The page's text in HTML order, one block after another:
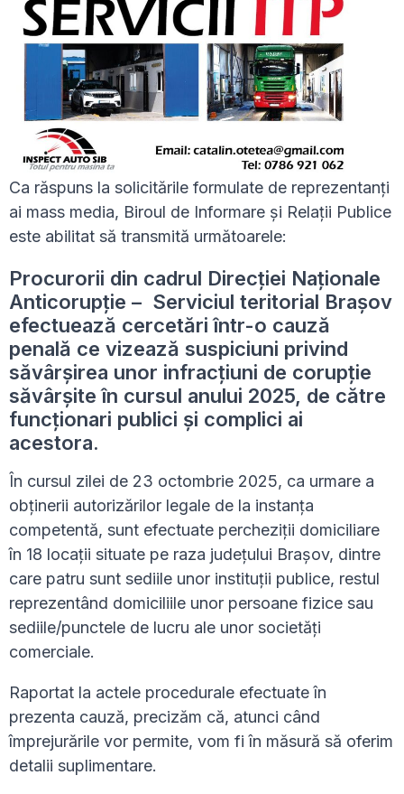
Ca răspuns la solicitările formulate de reprezentanți
ai mass media, Biroul de Informare și Relații Publice
este abilitat să transmită următoarele:
Procurorii din cadrul Direcției Naționale
Anticorupție – Serviciul teritorial Brașov
efectuează cercetări într-o cauză
penală ce vizează suspiciuni privind
săvârșirea unor infracțiuni de corupție
săvârșite în cursul anului 2025, de către
funcționari publici și complici ai
acestora.
În cursul zilei de 23 octombrie 2025, ca urmare a
obținerii autorizărilor legale de la instanța
competentă, sunt efectuate percheziții domiciliare
în 18 locații situate pe raza județului Brașov, dintre
care patru sunt sediile unor instituții publice, restul
reprezentând domiciliile unor persoane fizice sau
sediile/punctele de lucru ale unor societăți
comerciale.
Raportat la actele procedurale efectuate în
prezenta cauză, precizăm că, atunci când
împrejurările vor permite, vom fi în măsură să oferim
detalii suplimentare.